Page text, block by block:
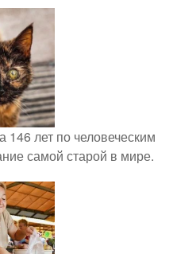
лет по человеческим
самой старой в мире.